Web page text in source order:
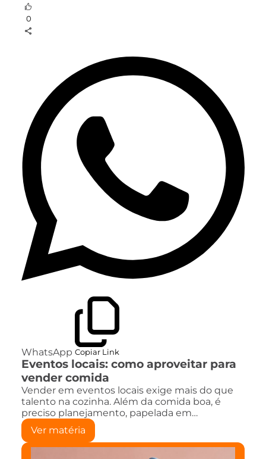
0
WhatsApp Copiar Link
Eventos locais: como aproveitar para
vender comida
Vender em eventos locais exige mais do que
talento na cozinha. Além da comida boa, é
preciso planejamento, papelada em…
Ver matéria